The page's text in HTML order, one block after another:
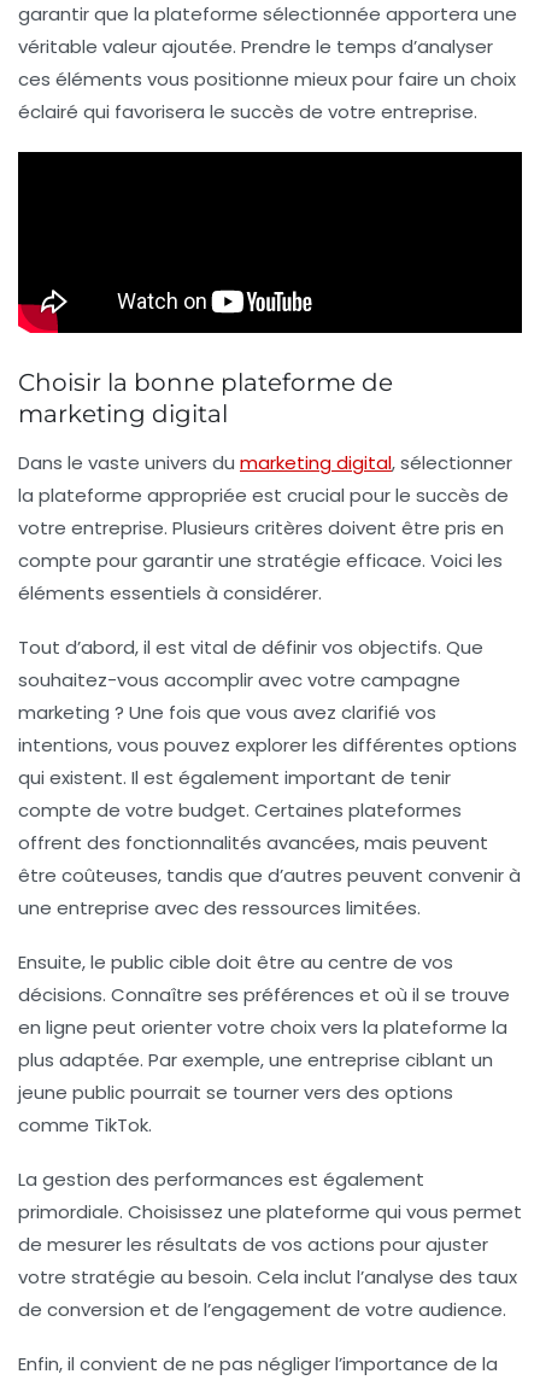
garantir que la plateforme sélectionnée apportera une
véritable valeur ajoutée. Prendre le temps d’analyser
ces éléments vous positionne mieux pour faire un choix
éclairé qui favorisera le succès de votre entreprise.
Choisir la bonne plateforme de
marketing digital
Dans le vaste univers du marketing digital, sélectionner
la plateforme appropriée est crucial pour le succès de
votre entreprise. Plusieurs critères doivent être pris en
compte pour garantir une stratégie efficace. Voici les
éléments essentiels à considérer.
Tout d’abord, il est vital de définir vos objectifs. Que
souhaitez-vous accomplir avec votre campagne
marketing ? Une fois que vous avez clarifié vos
intentions, vous pouvez explorer les différentes options
qui existent. Il est également important de tenir
compte de votre budget. Certaines plateformes
offrent des fonctionnalités avancées, mais peuvent
être coûteuses, tandis que d’autres peuvent convenir à
une entreprise avec des ressources limitées.
Ensuite, le public cible doit être au centre de vos
décisions. Connaître ses préférences et où il se trouve
en ligne peut orienter votre choix vers la plateforme la
plus adaptée. Par exemple, une entreprise ciblant un
jeune public pourrait se tourner vers des options
comme TikTok.
La gestion des performances est également
primordiale. Choisissez une plateforme qui vous permet
de mesurer les résultats de vos actions pour ajuster
votre stratégie au besoin. Cela inclut l’analyse des taux
de conversion et de l’engagement de votre audience.
Enfin, il convient de ne pas négliger l’importance de la